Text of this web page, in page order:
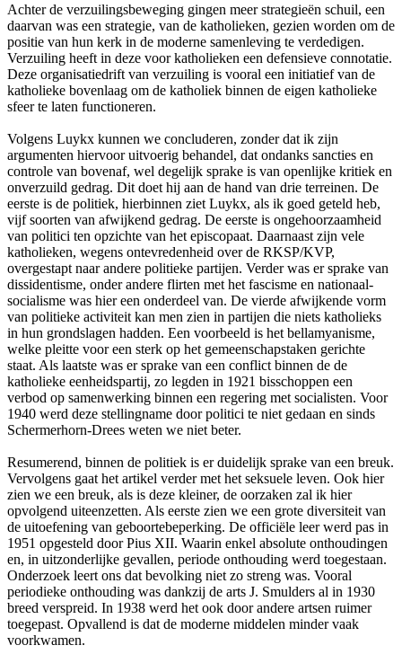
Achter de verzuilingsbeweging gingen meer strategieën schuil, een
daarvan was een strategie, van de katholieken, gezien worden om de
positie van hun kerk in de moderne samenleving te verdedigen.
Verzuiling heeft in deze voor katholieken een defensieve connotatie.
Deze organisatiedrift van verzuiling is vooral een initiatief van de
katholieke bovenlaag om de katholiek binnen de eigen katholieke
sfeer te laten functioneren.
Volgens Luykx kunnen we concluderen, zonder dat ik zijn
argumenten hiervoor uitvoerig behandel, dat ondanks sancties en
controle van bovenaf, wel degelijk sprake is van openlijke kritiek en
onverzuild gedrag. Dit doet hij aan de hand van drie terreinen. De
eerste is de politiek, hierbinnen ziet Luykx, als ik goed geteld heb,
vijf soorten van afwijkend gedrag. De eerste is ongehoorzaamheid
van politici ten opzichte van het episcopaat. Daarnaast zijn vele
katholieken, wegens ontevredenheid over de RKSP/KVP,
overgestapt naar andere politieke partijen. Verder was er sprake van
dissidentisme, onder andere flirten met het fascisme en nationaal-
socialisme was hier een onderdeel van. De vierde afwijkende vorm
van politieke activiteit kan men zien in partijen die niets katholieks
in hun grondslagen hadden. Een voorbeeld is het bellamyanisme,
welke pleitte voor een sterk op het gemeenschapstaken gerichte
staat. Als laatste was er sprake van een conflict binnen de de
katholieke eenheidspartij, zo legden in 1921 bisschoppen een
verbod op samenwerking binnen een regering met socialisten. Voor
1940 werd deze stellingname door politici te niet gedaan en sinds
Schermerhorn-Drees weten we niet beter.
Resumerend, binnen de politiek is er duidelijk sprake van een breuk.
Vervolgens gaat het artikel verder met het seksuele leven. Ook hier
zien we een breuk, als is deze kleiner, de oorzaken zal ik hier
opvolgend uiteenzetten. Als eerste zien we een grote diversiteit van
de uitoefening van geboortebeperking. De officiële leer werd pas in
1951 opgesteld door Pius XII. Waarin enkel absolute onthoudingen
en, in uitzonderlijke gevallen, periode onthouding werd toegestaan.
Onderzoek leert ons dat bevolking niet zo streng was. Vooral
periodieke onthouding was dankzij de arts J. Smulders al in 1930
breed verspreid. In 1938 werd het ook door andere artsen ruimer
toegepast. Opvallend is dat de moderne middelen minder vaak
voorkwamen.